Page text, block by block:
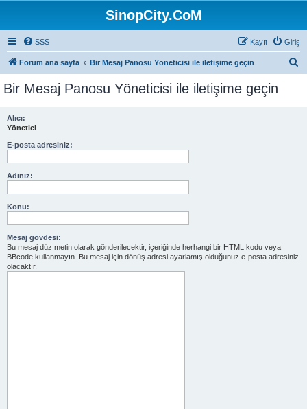
SinopCity.CoM
SSS Giriş
Kayıt
Forum ana sayfa Bir Mesaj Panosu Yöneticisi ile iletişime geçin
Bir Mesaj Panosu Yöneticisi ile iletişime geçin
Alıcı:
Yönetici
E-posta adresiniz:
Adınız:
Konu:
Mesaj gövdesi:
Bu mesaj düz metin olarak gönderilecektir, içeriğinde herhangi bir HTML kodu veya
BBcode kullanmayın. Bu mesaj için dönüş adresi ayarlamış olduğunuz e-posta adresiniz
olacaktır.